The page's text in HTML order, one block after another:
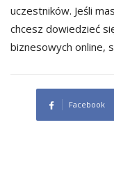
uczestników. Jeśli
chcesz dowiedzieć
biznesowych online,
Facebook